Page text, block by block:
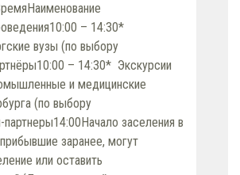
– 14:30*
вузы (по выбору
– 14:30* Экскурсии
и медицинские
(по выбору
заселения в
заранее, могут
или оставить